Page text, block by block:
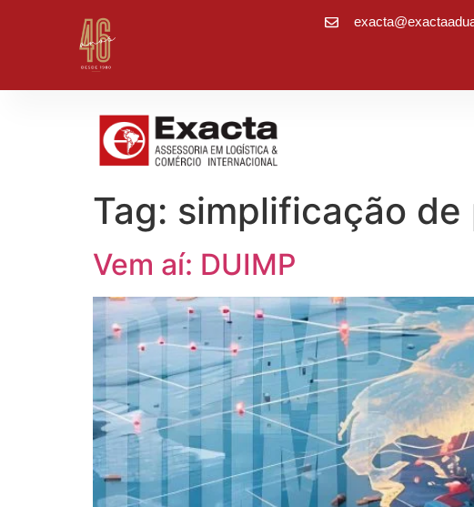
Tag: simplificação de
Vem aí: DUIMP